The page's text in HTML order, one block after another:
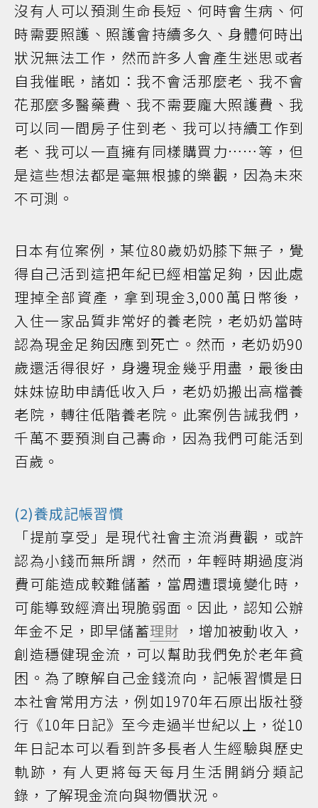
沒有人可以預測生命長短、何時會生病、何
時需要照護、照護會持續多久、身體何時出
狀況無法工作，然而許多人會產生迷思或者
自我催眠，諸如：我不會活那麼老、我不會
花那麼多醫藥費、我不需要龐大照護費、我
可以同一間房子住到老、我可以持續工作到
老、我可以一直擁有同樣購買力……等，但
是這些想法都是毫無根據的樂觀，因為未來
不可測。
日本有位案例，某位80歲奶奶膝下無子，覺
得自己活到這把年紀已經相當足夠，因此處
理掉全部資產，拿到現金3,000萬日幣後，
入住一家品質非常好的養老院，老奶奶當時
認為現金足夠因應到死亡。然而，老奶奶90
歲還活得很好，身邊現金幾乎用盡，最後由
妹妹協助申請低收入戶，老奶奶搬出高檔養
老院，轉往低階養老院。此案例告誡我們，
千萬不要預測自己壽命，因為我們可能活到
百歲。
(2)養成記帳習慣
「提前享受」是現代社會主流消費觀，或許
認為小錢而無所謂，然而，年輕時期過度消
費可能造成較難儲蓄，當周遭環境變化時，
可能導致經濟出現脆弱面。因此，認知公辦
年金不足，即早儲蓄理財 ，增加被動收入，
創造穩健現金流，可以幫助我們免於老年貧
困。為了瞭解自己金錢流向，記帳習慣是日
本社會常用方法，例如1970年石原出版社發
行《10年日記》至今走過半世紀以上，從10
年日記本可以看到許多長者人生經驗與歷史
軌跡，有人更將每天每月生活開銷分類記
錄，了解現金流向與物價狀況。